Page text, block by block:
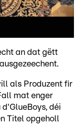
an dat gëtt
als Produzent fir
mat enger
déi
Titel opgeholl